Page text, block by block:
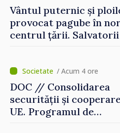
Vântul puternic și
provocat pagube în
centrul țării. Salvatorii
/ Acum 4 ore
DOC // Consolidarea
securității și
UE. Programul de